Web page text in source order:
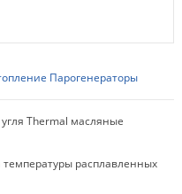
Парогенераторы
Thermal масляные
температуры расплавленных